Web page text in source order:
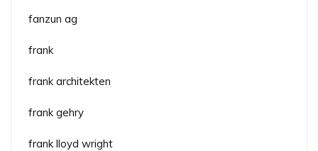
fanzun ag
frank
frank architekten
frank gehry
frank lloyd wright